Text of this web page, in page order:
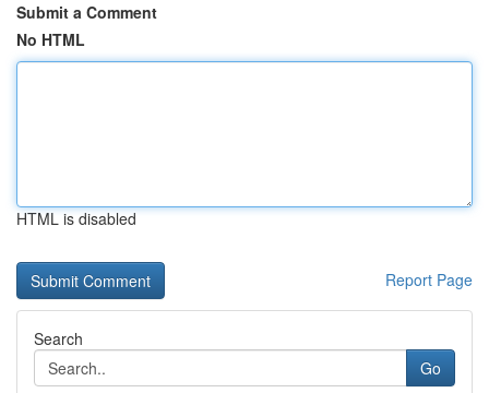
Submit a Comment
No HTML
HTML is disabled
Report Page
Search
Go